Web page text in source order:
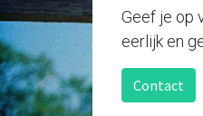
Geef je op
eerlijk en
Contact